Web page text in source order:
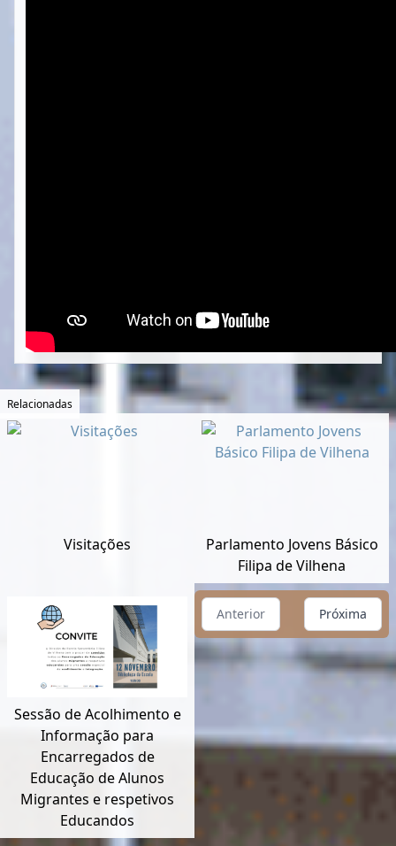
Relacionadas
Visitações
Parlamento Jovens Básico
Filipa de Vilhena
Sessão de Acolhimento e
Informação para
Encarregados de
Educação de Alunos
Migrantes e respetivos
Educandos
Anterior Próxima